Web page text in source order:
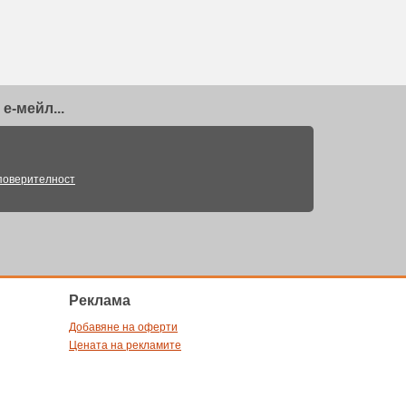
е-мейл...
Pеклама
Добавяне на оферти
Цената на рекламите